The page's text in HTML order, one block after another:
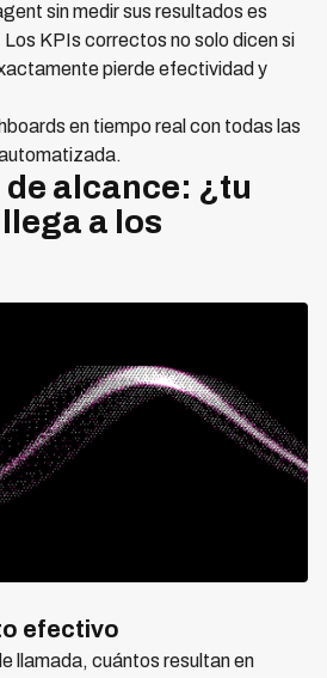
sin medir sus resultados es
KPIs correctos no solo dicen si
pierde efectividad y
en tiempo real con todas las
alcance: ¿tu
a los
efectivo
llamada, cuántos resultan en